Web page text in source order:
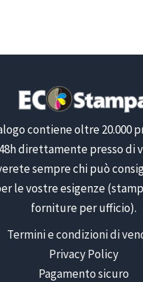
contiene oltre 20.000
direttamente presso di
sempre chi può
le vostre esigenze
forniture per ufficio).
Termini e condizioni di
Privacy Policy
Pagamento sicuro